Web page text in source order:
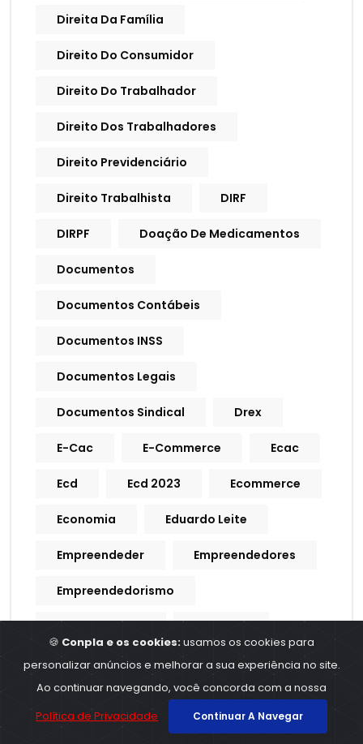
Direita Da Família
Direito Do Consumidor
Direito Do Trabalhador
Direito Dos Trabalhadores
Direito Previdenciário
Direito Trabalhista DIRF
DIRPF Doação De Medicamentos
Documentos
Documentos Contábeis
Documentos INSS
Documentos Legais
Documentos Sindical Drex
E-Cac E-Commerce Ecac
Ecd Ecd 2023 Ecommerce
Economia Eduardo Leite
Empreendeder Empreendedores
Empreendedorismo
Empregos Empresa
ERPS Escala
Escala De Trabalho
🍪 Conpla e os cookies:usamos os cookies para
personalizar anúncios e melhorar a sua experiência no site.
Ao continuar navegando, você concorda com a nossa
Política de Privacidade
Continuar A Navegar